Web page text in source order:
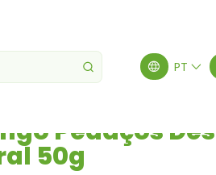
PT
Pedaços
50g